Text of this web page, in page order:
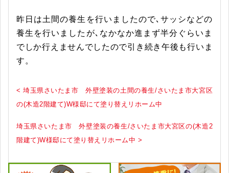
昨日は土間の養生を行いましたので､サッシなどの
養生を行いましたが､なかなか進まず半分ぐらいま
でしか行えませんでしたので引き続き午後も行いま
す。
< 埼玉県さいたま市 外壁塗装の土間の養生/さいたま市大宮区
の(木造2階建て)W様邸にて塗り替えリホーム中
埼玉県さいたま市 外壁塗装の養生/さいたま市大宮区の(木造2
階建て)W様邸にて塗り替えリホーム中 >